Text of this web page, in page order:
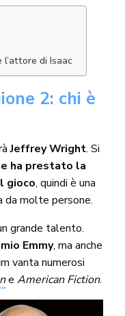
di Isaac
2: chi è
Jeffrey Wright. Si
ha prestato la
gioco, quindi è una
da molte persone.
grande talento.
Emmy, ma anche
vanta numerosi
eAmerican Fiction.